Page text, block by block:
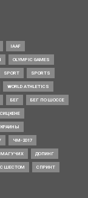
IAAF
OLYMPIC GAMES
SPORT SPORTS
WORLD ATHLETICS
БЕГ БЕГ ПО ШОССЕ
ЧМ-2017
МАГУЧИХ ДОПИНГ
ШЕСТОМ СПРИНТ